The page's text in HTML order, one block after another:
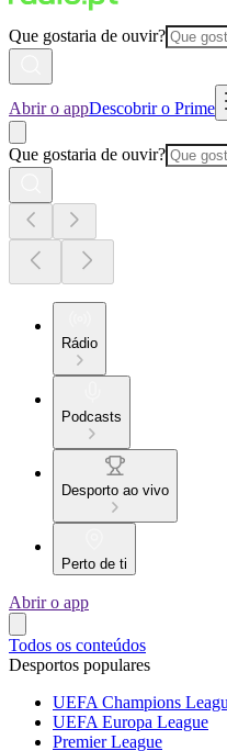
Que gostaria de ouvir?
Abrir o appDescobrir o Prime
Que gostaria de ouvir?
Rádio
Podcasts
Desporto ao vivo
Perto de ti
Abrir o app
Todos os conteúdos
Desportos populares
UEFA Champions
UEFA Europa League
Premier League